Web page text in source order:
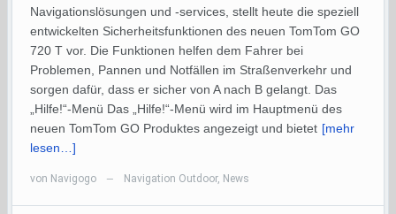
Navigationslösungen und -services, stellt heute die speziell
entwickelten Sicherheitsfunktionen des neuen TomTom GO
720 T vor. Die Funktionen helfen dem Fahrer bei
Problemen, Pannen und Notfällen im Straßenverkehr und
sorgen dafür, dass er sicher von A nach B gelangt. Das
„Hilfe!“-Menü Das „Hilfe!“-Menü wird im Hauptmenü des
neuen TomTom GO Produktes angezeigt und bietet [mehr
lesen…]
von Navigogo — Navigation Outdoor, News